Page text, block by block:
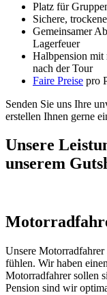
Platz für
Sichere,
Gemeinsamer
Lagerfeuer
Halbpension mit
nach der Tour
Faire Preise pro
Senden Sie uns Ihre
erstellen Ihnen gerne
Unsere
unserem
Unsere
fühlen. Wir haben
Motorradfahrer sollen
Pension sind wir